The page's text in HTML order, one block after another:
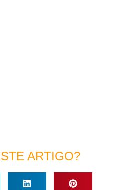
ARTIGO?